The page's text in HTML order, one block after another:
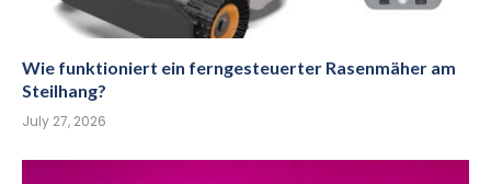
Wie funktioniert ein ferngesteuerter Rasenmäher am
Steilhang?
July 27, 2026